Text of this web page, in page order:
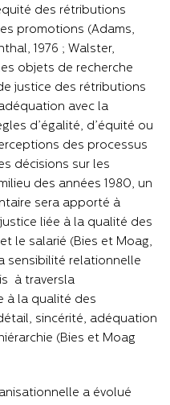
des rétributions
promotions (Adams,
1976 ; Walster,
objets de recherche
justice des rétributions
avec la
d’égalité, d’équité ou
des processus
décisions sur les
des années 1980, un
sera apporté à
liée à la qualité des
le salarié (Bies et Moag,
sensibilité relationnelle
à traversla
à la qualité des
sincérité, adéquation,
(Bies et Moag
a évolué